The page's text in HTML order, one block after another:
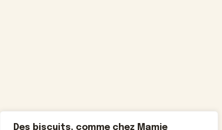
Des biscuits, comme chez Mamie